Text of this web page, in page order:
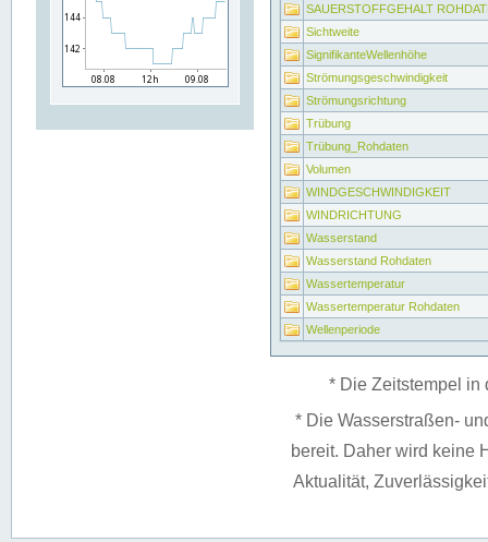
SAUERSTOFFGEHALT
Sichtweite
SignifikanteWellenhöhe
Strömungsgeschwindigkeit
Strömungsrichtung
Trübung
Trübung_Rohdaten
Volumen
WINDGESCHWINDIGKEIT
WINDRICHTUNG
Wasserstand
Wasserstand Rohdaten
Wassertemperatur
Wassertemperatur Rohdaten
Wellenperiode
* Die Zeitstempel in
* Die Wasserstraßen-
bereit. Daher wird keine
Aktualität,